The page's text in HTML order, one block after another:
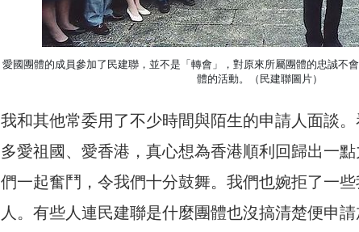
愛國團體的成員參加了民建聯，並不是「轉會」，對原來所屬團體的忠誠不
體的活動。（民建聯圖片）
我和其他常委用了不少時間與陌生的申請人面談
多愛祖國、愛香港，真心想為香港順利回歸出一
們一起奮鬥，令我們十分鼓舞。我們也婉拒了一
人。有些人連民建聯是什麼團體也沒搞清楚便申